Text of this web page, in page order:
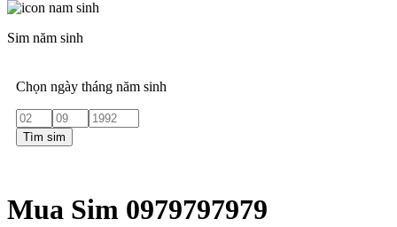
Sim năm sinh
Chọn ngày tháng năm sinh
Tìm sim
Mua Sim 0979797979